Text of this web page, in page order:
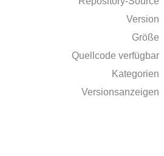
Version
Größe
Quellcode verfügbar
Kategorien
Versionsanzeigen